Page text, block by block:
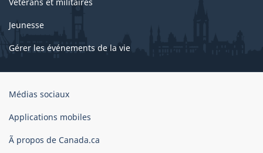
Vétérans et militaires
Jeunesse
Gérer les événements de la vie
Organisation
gouvernement
Canada
Médias sociaux
Applications mobiles
Ã propos de Canada.ca